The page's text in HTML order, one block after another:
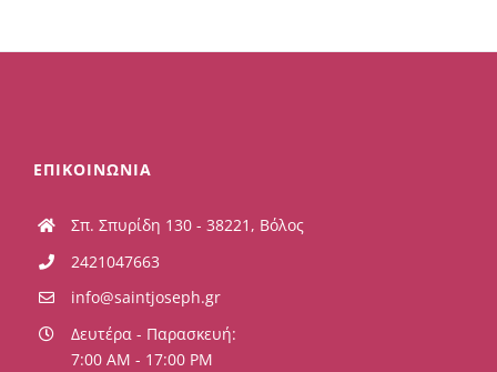
ΕΠΙΚΟΙΝΩΝΙΑ
Σπ. Σπυρίδη 130 - 38221, Βόλος
2421047663
info@saintjoseph.gr
Δευτέρα - Παρασκευή:
7:00 AM - 17:00 PM